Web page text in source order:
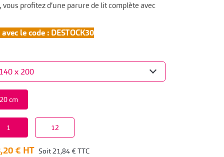
profitez d’une parure de lit complète avec
le code : DESTOCK30
cm
1 12
€ HT Soit21,84 €TTC